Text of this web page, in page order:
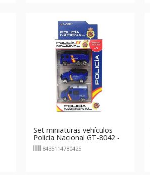
Set miniaturas vehículos
Policía Nacional GT-8042 -
modelo 2
8435114780425